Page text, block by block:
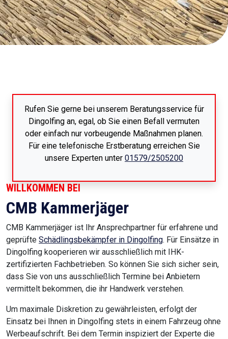
Rufen Sie gerne bei unserem Beratungsservice für
Dingolfing an, egal, ob Sie einen Befall vermuten
oder einfach nur vorbeugende Maßnahmen planen.
Für eine telefonische Erstberatung erreichen Sie
unsere Experten unter 01579/2505200
WILLKOMMEN BEI
CMB Kammerjäger
CMB Kammerjäger ist Ihr Ansprechpartner für erfahrene und
geprüfte Schädlingsbekämpfer in Dingolfing. Für Einsätze in
Dingolfing kooperieren wir ausschließlich mit IHK-
zertifizierten Fachbetrieben. So können Sie sich sicher sein,
dass Sie von uns ausschließlich Termine bei Anbietern
vermittelt bekommen, die ihr Handwerk verstehen.
Um maximale Diskretion zu gewährleisten, erfolgt der
Einsatz bei Ihnen in Dingolfing stets in einem Fahrzeug ohne
Werbeaufschrift. Bei dem Termin inspiziert der Experte die